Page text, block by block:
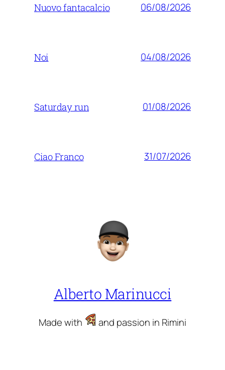
Nuovo fantacalcio 06/08/2026
Noi 04/08/2026
Saturday run 01/08/2026
Ciao Franco 31/07/2026
Alberto Marinucci
Made with and passion in Rimini